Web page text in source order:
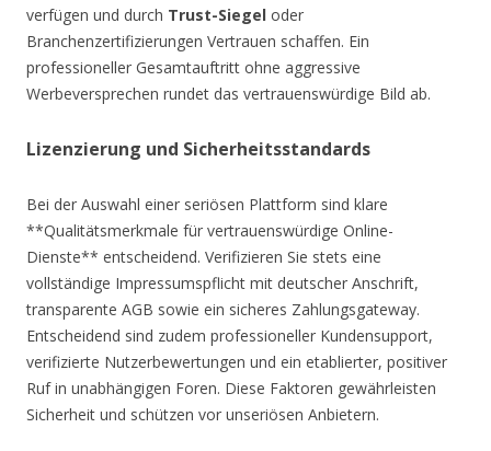
verfügen und durch Trust-Siegel oder
Branchenzertifizierungen Vertrauen schaffen. Ein
professioneller Gesamtauftritt ohne aggressive
Werbeversprechen rundet das vertrauenswürdige Bild ab.
Lizenzierung und Sicherheitsstandards
Bei der Auswahl einer seriösen Plattform sind klare
**Qualitätsmerkmale für vertrauenswürdige Online-
Dienste** entscheidend. Verifizieren Sie stets eine
vollständige Impressumspflicht mit deutscher Anschrift,
transparente AGB sowie ein sicheres Zahlungsgateway.
Entscheidend sind zudem professioneller Kundensupport,
verifizierte Nutzerbewertungen und ein etablierter, positiver
Ruf in unabhängigen Foren. Diese Faktoren gewährleisten
Sicherheit und schützen vor unseriösen Anbietern.